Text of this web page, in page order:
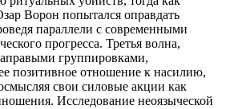
Ворон попытался оправдать
параллели с современными
прогресса. Третья волна,
группировками,
позитивное отношение к насилию,
свои силовые акции как
Исследование неоязыческой